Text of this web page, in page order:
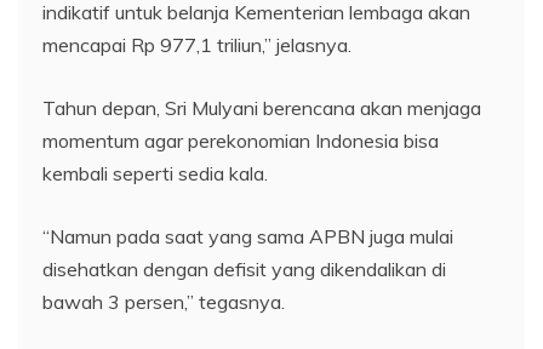
indikatif untuk belanja Kementerian lembaga akan
mencapai Rp 977,1 triliun,” jelasnya.
Tahun depan, Sri Mulyani berencana akan menjaga
momentum agar perekonomian Indonesia bisa
kembali seperti sedia kala.
“Namun pada saat yang sama APBN juga mulai
disehatkan dengan defisit yang dikendalikan di
bawah 3 persen,” tegasnya.